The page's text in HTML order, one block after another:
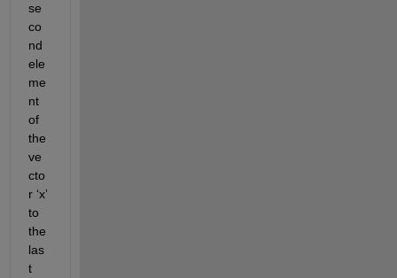
se
co
nd
ele
me
nt
of
the
ve
cto
r ‘x’
to
the
las
t